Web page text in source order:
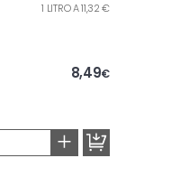
1 LITRO A 11,32 €
8,49€
+